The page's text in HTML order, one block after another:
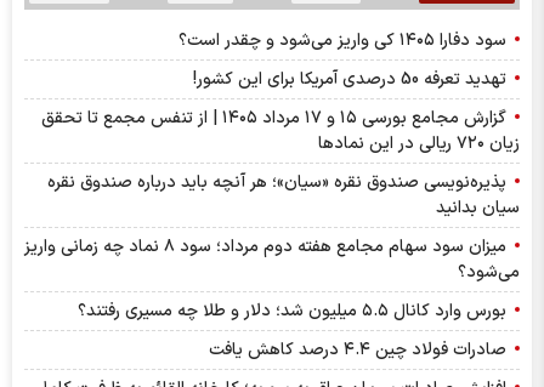
سود دفارا ۱۴۰۵ کی واریز می‌شود و چقدر است؟
تهدید تعرفه 50 درصدی آمریکا برای این کشور!
گزارش مجامع بورسی ۱۵ و ۱۷ مرداد ۱۴۰۵ | از تنفس مجمع تا تحقق
زیان ۷۲۰ ریالی در این نماد‌ها
پذیره‌نویسی صندوق نقره «سیان»؛ هر آنچه باید درباره صندوق نقره
سیان بدانید
میزان سود سهام مجامع هفته دوم مرداد؛ سود ۸ نماد چه زمانی واریز
می‌شود؟
بورس وارد کانال ۵.۵ میلیون شد؛ دلار و طلا چه مسیری رفتند؟
صادرات فولاد چین ۴.۴ درصد کاهش یافت